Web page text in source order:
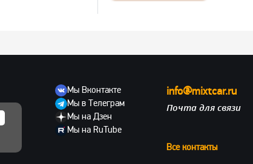
Мы Вконтакте
Мы в Телеграм
Мы на Дзен
Мы на RuTube
info@mixtcar.ru
Почта для связи
Все контакты